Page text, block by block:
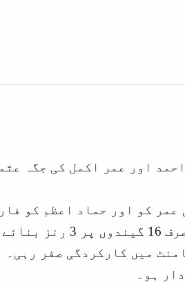
ریاض کی جگہ 32 سالہ تنویر احمد
اسد شفیق کی جگہ 30 سالہ توفیق عمر کو
میں کارکردگی صفر
ہو۔